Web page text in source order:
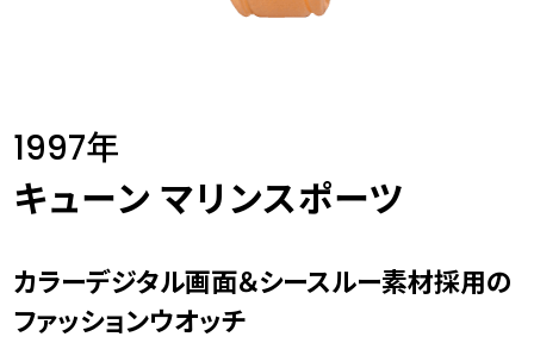
1997年
キューン マリンスポーツ
カラーデジタル画面＆シースルー素材採用の
ファッションウオッチ